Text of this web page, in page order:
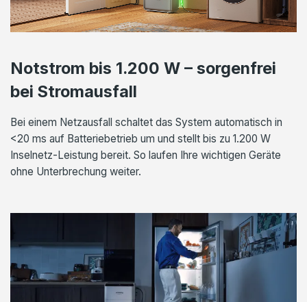
Notstrom bis 1.200 W – sorgenfrei
bei Stromausfall
Bei einem Netzausfall schaltet das System automatisch in
<20 ms auf Batteriebetrieb um und stellt bis zu 1.200 W
Inselnetz-Leistung bereit. So laufen Ihre wichtigen Geräte
ohne Unterbrechung weiter.